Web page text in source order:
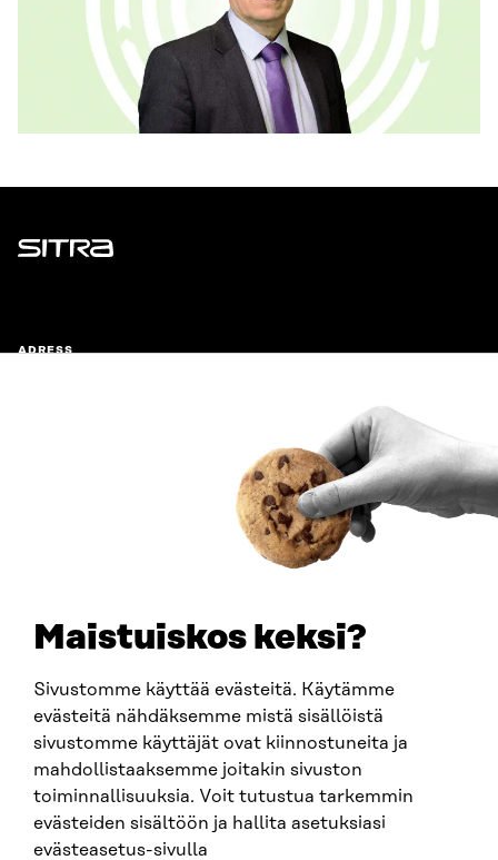
Maistuiskos keksi?
Sivustomme käyttää evästeitä. Käytämme
evästeitä nähdäksemme mistä sisällöistä
sivustomme käyttäjät ovat kiinnostuneita ja
mahdollistaaksemme joitakin sivuston
toiminnallisuuksia. Voit tutustua tarkemmin
evästeiden sisältöön ja hallita asetuksiasi
evästeasetus-sivulla
Sitra
ADRESS
fornamn.efternamn@sitra.fi
SITRA PÅ SOCIALA MEDIER
LinkedIn
Instagram
YouTube